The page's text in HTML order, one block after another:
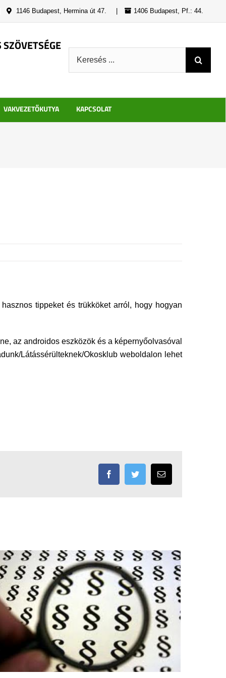
1146 Budapest, Hermina út 47. 1406 Budapest, Pf.: 44.
VAKVEZETŐKUTYA KAPCSOLAT
tippeket és trükköket arról, hogy hogyan
az androidos eszközök és a képernyőolvasóval
Látássérülteknek/Okosklub weboldalon lehet
FacebookTwitter Email: